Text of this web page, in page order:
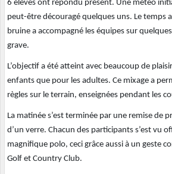
6 élèves ont répondu présent. Une météo
peut-être découragé quelques uns. Le temps
bruine a accompagné les équipes sur
grave.
L’objectif a été atteint avec beaucoup de
enfants que pour les adultes. Ce mixage a
règles sur le terrain, enseignées pendant les
La matinée s’est terminée par une remise de
d’un verre. Chacun des participants s’est vu
magnifique polo, ceci grâce aussi à un geste
Golf et Country Club.